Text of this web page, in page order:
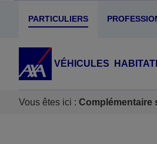
PARTICULIERS
VÉHICULES
Vous êtes ici : Complémentaire